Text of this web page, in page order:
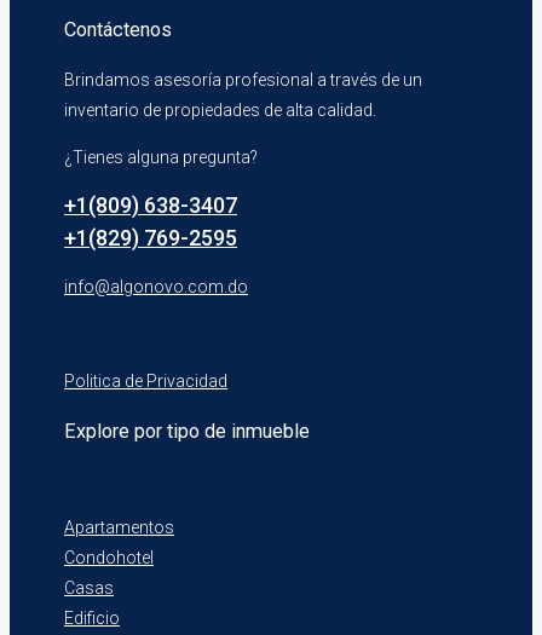
Contáctenos
Brindamos asesoría profesional a través de un
inventario de propiedades de alta calidad.
¿Tienes alguna pregunta?
+1(809) 638-3407
+1(829) 769-2595
info@algonovo.com.do
Politica de Privacidad
Explore por tipo de inmueble
Apartamentos
Condohotel
Casas
Edificio